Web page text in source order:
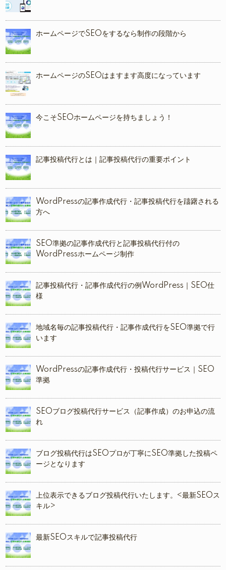
ホームページでSEOをするなら制作の段階から
ホームページのSEOはますます高度になっています
今こそSEOホームページを持ちましょう！
記事投稿代行とは｜記事投稿代行の重要ポイント
WordPressの記事作成代行・記事投稿代行を躊躇される
方へ
SEO準拠の記事作成代行と記事投稿代行付の
WordPressホームページ制作
記事投稿代行・記事作成代行の例WordPress｜SEO仕
様
地域名毎の記事投稿代行・記事作成代行をSEO準拠で行
います
WordPressの記事作成代行・投稿代行サービス｜SEO
準拠
SEOブログ投稿代行サービス（記事作成）のお申込の流
れ
ブログ投稿代行はSEOプロが丁寧にSEO準拠した投稿ペ
ージとなります
上位表示できるブログ投稿代行いたします。<最新SEOス
キル>
最新SEOスキルで記事投稿代行